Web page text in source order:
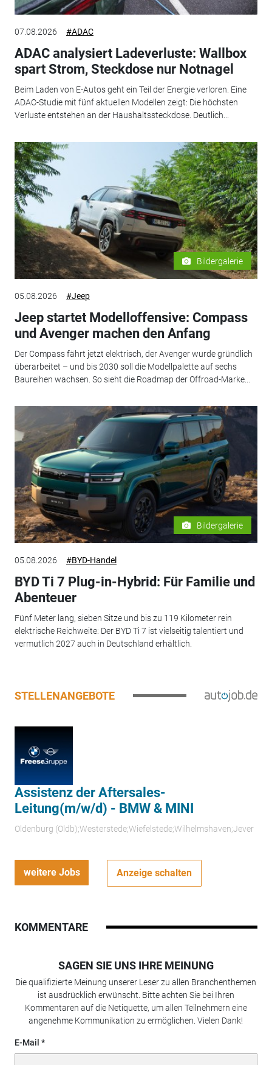
07.08.2026 #ADAC
ADAC analysiert Ladeverluste: Wallbox
spart Strom, Steckdose nur Notnagel
Beim Laden von E-Autos geht ein Teil der Energie verloren. Eine
ADAC-Studie mit fünf aktuellen Modellen zeigt: Die höchsten
Verluste entstehen an der Haushaltssteckdose. Deutlich...
Bildergalerie
05.08.2026 #Jeep
Jeep startet Modelloffensive: Compass
und Avenger machen den Anfang
Der Compass fährt jetzt elektrisch, der Avenger wurde gründlich
überarbeitet – und bis 2030 soll die Modellpalette auf sechs
Baureihen wachsen. So sieht die Roadmap der Offroad-Marke...
Bildergalerie
05.08.2026 #BYD-Handel
BYD Ti 7 Plug-in-Hybrid: Für Familie und
Abenteuer
Fünf Meter lang, sieben Sitze und bis zu 119 Kilometer rein
elektrische Reichweite: Der BYD Ti 7 ist vielseitig talentiert und
vermutlich 2027 auch in Deutschland erhältlich.
STELLENANGEBOTE
Assistenz der Aftersales-
Leitung(m/w/d) - BMW & MINI
Oldenburg (Oldb);Westerstede;Wiefelstede;Wilhelmshaven;Jever
weitere Jobs Anzeige schalten
KOMMENTARE
SAGEN SIE UNS IHRE MEINUNG
Die qualifizierte Meinung unserer Leser zu allen Branchenthemen
ist ausdrücklich erwünscht. Bitte achten Sie bei Ihren
Kommentaren auf die Netiquette, um allen Teilnehmern eine
angenehme Kommunikation zu ermöglichen. Vielen Dank!
E-Mail